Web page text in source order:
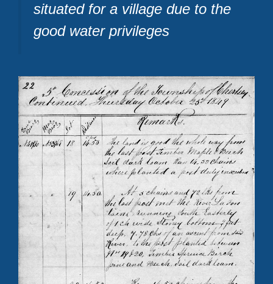
situated for a village due to the
good water privileges